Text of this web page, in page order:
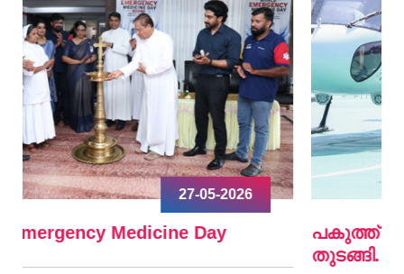
09-04-2026
പകുത്ത് നല്‍കിയ ഹൃദയം വീണ്ടും മിടിച്ചു